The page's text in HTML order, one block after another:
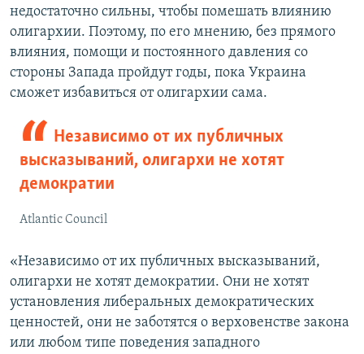
недостаточно сильны, чтобы помешать влиянию
олигархии. Поэтому, по его мнению, без прямого
влияния, помощи и постоянного давления со
стороны Запада пройдут годы, пока Украина
сможет избавиться от олигархии сама.
Независимо от их публичных
высказываний, олигархи не хотят
демократии
Atlantic Council
«Независимо от их публичных высказываний,
олигархи не хотят демократии. Они не хотят
установления либеральных демократических
ценностей, они не заботятся о верховенстве закона
или любом типе поведения западного